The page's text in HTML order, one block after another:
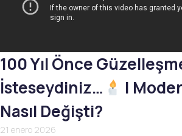
100 Yıl Önce
İsteseydiniz…
|
Nasıl Değişti?
21 enero 2026